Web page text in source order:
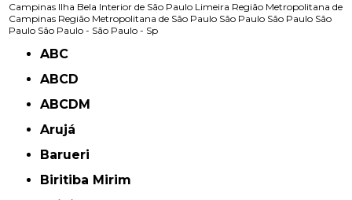
Campinas Ilha Bela Interior de São Paulo Limeira Região Metropolitana de
Campinas Região Metropolitana de São Paulo São Paulo São Paulo São
Paulo São Paulo - São Paulo - Sp
ABC
ABCD
ABCDM
Arujá
Barueri
Biritiba Mirim